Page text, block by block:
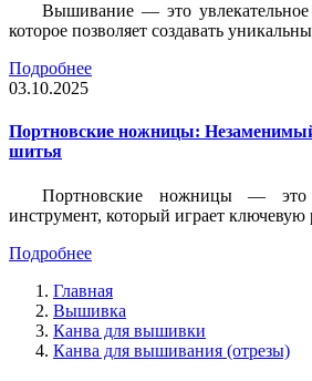
Вышивание — это увлекательное
которое позволяет создавать
Подробнее
03.10.2025
Портновские ножницы:
шитья
Портновские ножницы — это
инструмент, который играет
Подробнее
Главная
Вышивка
Канва для вышивки
Канва для вышивания (отрезы)